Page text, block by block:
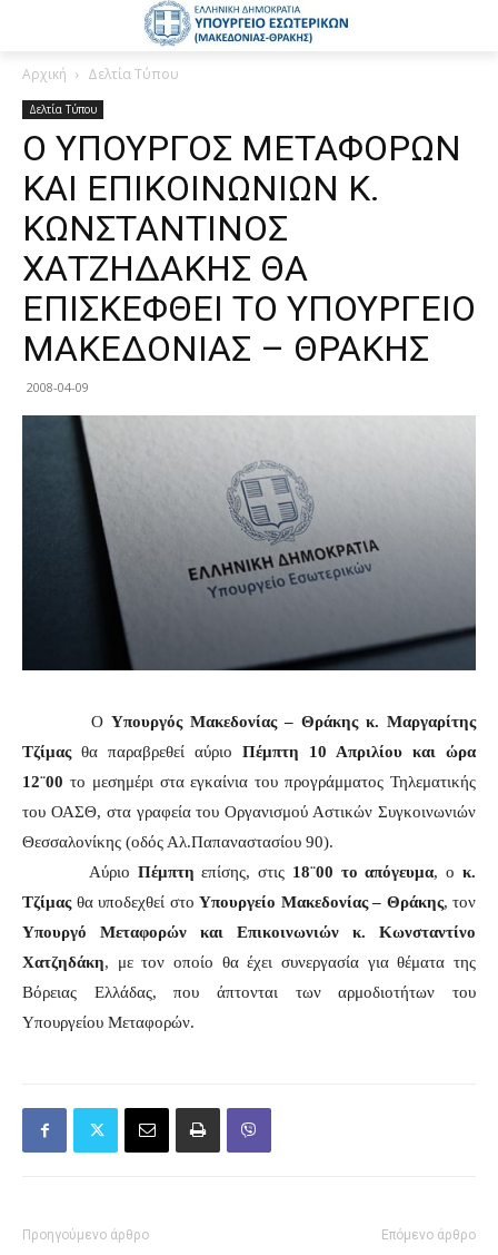
Αρχική Δελτία Τύπου
Δελτία Τύπου
Ο ΥΠΟΥΡΓΟΣ ΜΕΤΑΦΟΡΩΝ
ΚΑΙ ΕΠΙΚΟΙΝΩΝΙΩΝ Κ.
ΚΩΝΣΤΑΝΤΙΝΟΣ
ΧΑΤΖΗΔΑΚΗΣ ΘΑ
ΕΠΙΣΚΕΦΘΕΙ ΤΟ ΥΠΟΥΡΓΕΙΟ
ΜΑΚΕΔΟΝΙΑΣ – ΘΡΑΚΗΣ
2008-04-09
ΟΥπουργός Μακεδονίας – Θράκης κ. Μαργαρίτης
Τζίμαςθα παραβρεθεί αύριο Πέμπτη 10 Απριλίου και ώρα
12¨00 το μεσημέρι στα εγκαίνια του προγράμματος Τηλεματικής
του ΟΑΣΘ, στα γραφεία του Οργανισμού Αστικών Συγκοινωνιών
Θεσσαλονίκης (οδός Αλ.Παπαναστασίου 90).
Αύριο Πέμπτη επίσης, στις 18¨00 το απόγευμα, οκ.
Τζίμαςθα υποδεχθεί στο Υπουργείο Μακεδονίας – Θράκης, τον
Υπουργό Μεταφορών και Επικοινωνιών κ. Κωνσταντίνο
Χατζηδάκη, με τον οποίο θα έχει συνεργασία για θέματα της
Βόρειας Ελλάδας, που άπτονται των αρμοδιοτήτων του
Υπουργείου Μεταφορών.
Προηγούμενο άρθρο Επόμενο άρθρο